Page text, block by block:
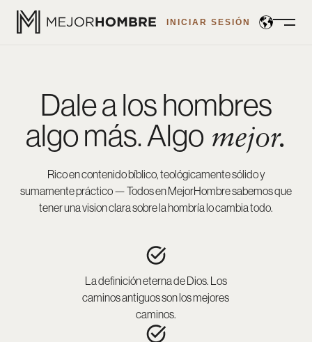
INICIAR SESIÓN
Open
Dale a los hombres
algo más. Algo mejor.
Rico en contenido bíblico, teológicamente sólido y
sumamente práctico — Todos en MejorHombre sabemos que
tener una vision clara sobre la hombría lo cambia todo.
La definición eterna de Dios. Los
caminos antiguos son los mejores
caminos.